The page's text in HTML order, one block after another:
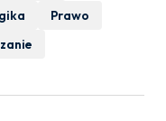
Prawo